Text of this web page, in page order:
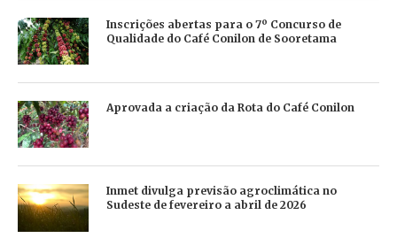
Inscrições abertas para o 7º Concurso de
Qualidade do Café Conilon de Sooretama
Aprovada a criação da Rota do Café Conilon
Inmet divulga previsão agroclimática no
Sudeste de fevereiro a abril de 2026